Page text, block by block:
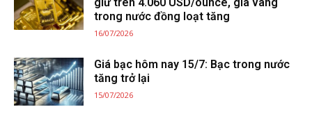
giữ trên 4.060 USD/ounce, giá vàng
trong nước đồng loạt tăng
16/07/2026
Giá bạc hôm nay 15/7: Bạc trong nước
tăng trở lại
15/07/2026